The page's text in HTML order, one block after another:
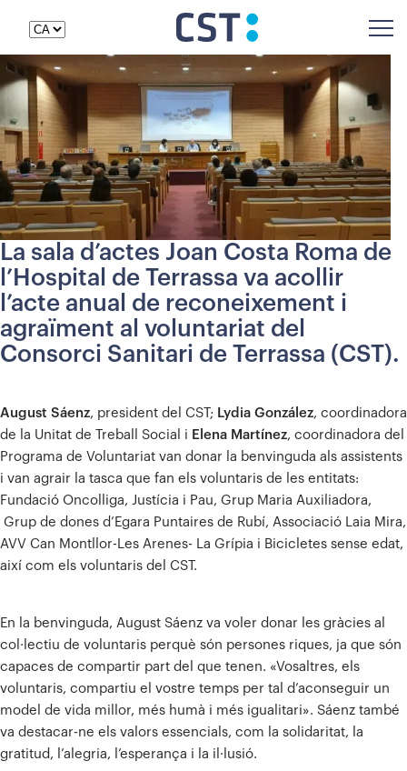
La sala d’actes Joan Costa Roma de
l’Hospital de Terrassa va acollir
l’acte anual de reconeixement i
agraïment al voluntariat del
Consorci Sanitari de Terrassa (CST).
August Sáenz, president del CST; Lydia González, coordinadora
de la Unitat de Treball Social i Elena Martínez, coordinadora del
Programa de Voluntariat van donar la benvinguda als assistents
i van agrair la tasca que fan els voluntaris de les entitats:
Fundació Oncolliga, Justícia i Pau, Grup Maria Auxiliadora,
Grup de dones d’Egara Puntaires de Rubí, Associació Laia Mira,
AVV Can Montllor-Les Arenes- La Grípia i Bicicletes sense edat,
així com els voluntaris del CST.
En la benvinguda, August Sáenz va voler donar les gràcies al
col·lectiu de voluntaris perquè són persones riques, ja que són
capaces de compartir part del que tenen. «Vosaltres, els
voluntaris, compartiu el vostre temps per tal d’aconseguir un
model de vida millor, més humà i més igualitari». Sáenz també
va destacar-ne els valors essencials, com la solidaritat, la
gratitud, l’alegria, l’esperança i la il·lusió.